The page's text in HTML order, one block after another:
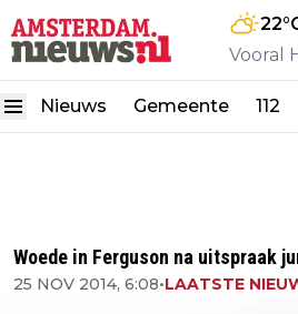
22
Vooral
Nieuws Gemeente 112
Woede in Ferguson na uitspraak
25 NOV 2014, 6:08•LAATSTE